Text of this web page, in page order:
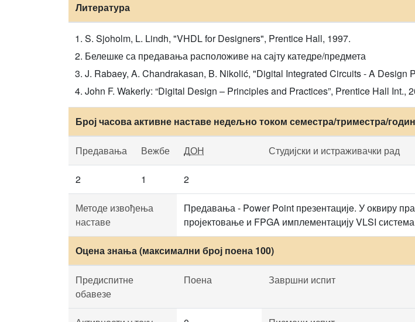
Литература
S. Sjoholm, L. Lindh, "VHDL for Designers", Prentice Hall, 1997.
Белешке са предавања расположиве на сајту катедре/предмета
J. Rabaey, A. Chandrakasan, B. Nikolić, "Digital Integrated Circuits - A Design
John F. Wakerly: “Digital Design – Principles and Practices”, Prentice Hall Int.,
Број часова активне наставе недељно током семестра/триместра/
Предавања Вежбе ДОН Студијски и истраживачки рад
2 1 2
Методе извођења
наставе
Предавања - Power Point презентацијe. У оквиру
пројектовање и FPGA имплементацију VLSI
Оцена знања (максимални број поена 100)
Предиспитне
обавезе
Поена Завршни испит